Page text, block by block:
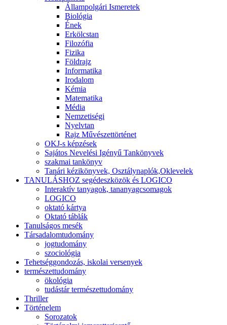
Állampolgári Ismeretek
Biológia
Ének
Erkölcstan
Filozófia
Fizika
Földrajz
Informatika
Irodalom
Kémia
Matematika
Média
Nemzetiségi
Nyelvtan
Rajz Művészettörténet
OKJ-s képzések
Sajátos Nevelési Igényű Tankönyvek
szakmai tankönyv
Tanári kézikönyvek, Osztálynaplók,Oklevelek
TANULÁSHOZ segédeszközök és LOGICO
Interaktív tanyagok, tananyagcsomagok
LOGICO
oktató kártya
Oktató táblák
Tanulságos mesék
Társadalomtudomány
jogtudomány
szociológia
Tehetséggondozás, iskolai versenyek
természettudomány
ökológia
tudástár természettudomány
Thriller
Történelem
Sorozatok